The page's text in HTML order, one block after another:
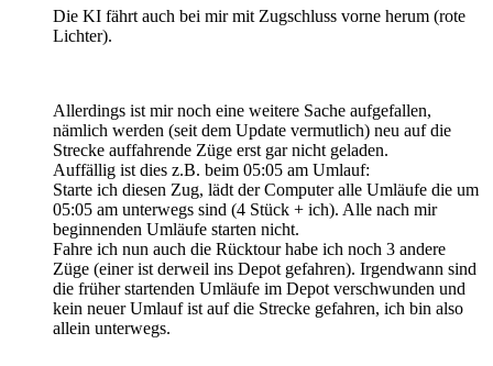
Die KI fährt auch bei mir mit Zugschluss vorne herum (rote
Lichter).
Allerdings ist mir noch eine weitere Sache aufgefallen,
nämlich werden (seit dem Update vermutlich) neu auf die
Strecke auffahrende Züge erst gar nicht geladen.
Auffällig ist dies z.B. beim 05:05 am Umlauf:
Starte ich diesen Zug, lädt der Computer alle Umläufe die um
05:05 am unterwegs sind (4 Stück + ich). Alle nach mir
beginnenden Umläufe starten nicht.
Fahre ich nun auch die Rücktour habe ich noch 3 andere
Züge (einer ist derweil ins Depot gefahren). Irgendwann sind
die früher startenden Umläufe im Depot verschwunden und
kein neuer Umlauf ist auf die Strecke gefahren, ich bin also
allein unterwegs.